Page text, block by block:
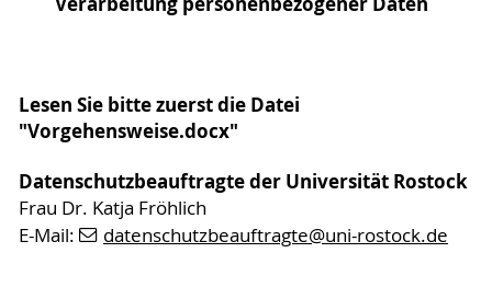
Lesen Sie bitte zuerst die Datei
"Vorgehensweise.docx"
Datenschutzbeauftragte der Universität Rostock
Frau Dr. Katja Fröhlich
E-Mail:
datenschutzbeauftragte@uni-rostock.de